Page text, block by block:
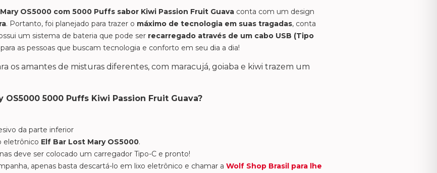
OS5000 com 5000 Puffs sabor Kiwi Passion Fruit Guava conta com um design
. Portanto, foi planejado para trazer o máximo de tecnologia em suas tragadas, conta
um sistema de bateria que pode ser recarregado através de um cabo USB (Tipo
as pessoas que buscam tecnologia e conforto em seu dia a dia!
os amantes de misturas diferentes, com maracujá, goiaba e kiwi trazem um
5000 Puffs Kiwi Passion Fruit Guava?
da parte inferior
eletrônico Elf Bar Lost Mary OS5000.
deve ser colocado um carregador Tipo-C e pronto!
apenas basta descartá-lo em lixo eletrônico e chamar a Wolf Shop Brasil para lhe